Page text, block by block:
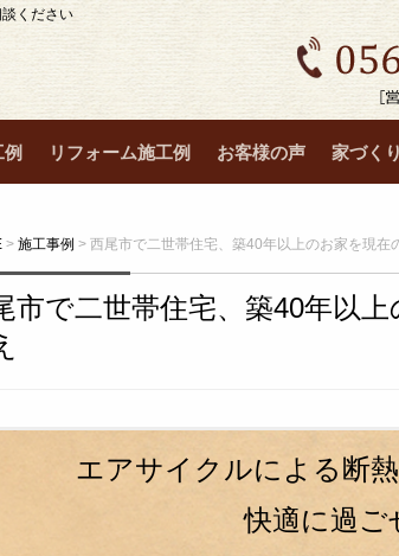
ください
例 リフォーム施工例 お客様の声 家づく
> 施工事例 > 西尾市で二世帯住宅、築40年以上のお家を現在
市で二世帯住宅、築40年以
エアサイクルによる断
快適に過ご